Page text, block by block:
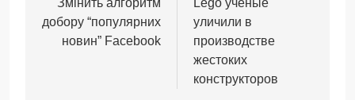
записів
добору “популярних
новин” Facebook
уличили в
производстве
жестоких
конструкторов